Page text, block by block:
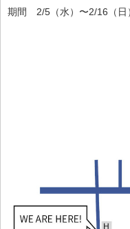
期間 2/5（水）〜2/16（